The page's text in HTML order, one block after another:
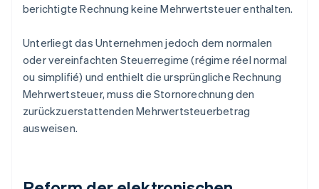
berichtigte Rechnung keine Mehrwertsteuer enthalten.
Unterliegt das Unternehmen jedoch dem normalen
oder vereinfachten Steuerregime (régime réel normal
ou simplifié) und enthielt die ursprüngliche Rechnung
Mehrwertsteuer, muss die Stornorechnung den
zurückzuerstattenden Mehrwertsteuerbetrag
ausweisen.